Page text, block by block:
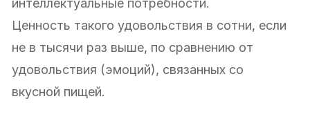
интеллектуальные потребности.
Ценность такого удовольствия в сотни, если
не в тысячи раз выше, по сравнению от
удовольствия (эмоций), связанных со
вкусной пищей.